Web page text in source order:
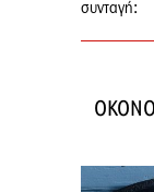
συνταγή: